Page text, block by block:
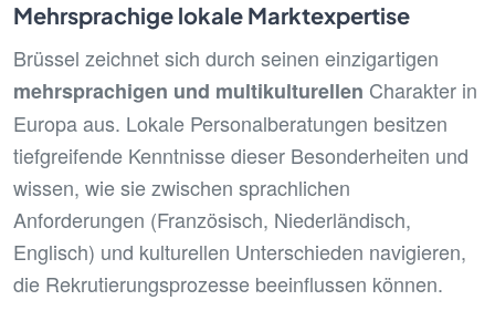
Mehrsprachige lokale Marktexpertise
Brüssel zeichnet sich durch seinen einzigartigen
mehrsprachigen und multikulturellen Charakter in
Europa aus. Lokale Personalberatungen besitzen
tiefgreifende Kenntnisse dieser Besonderheiten und
wissen, wie sie zwischen sprachlichen
Anforderungen (Französisch, Niederländisch,
Englisch) und kulturellen Unterschieden navigieren,
die Rekrutierungsprozesse beeinflussen können.